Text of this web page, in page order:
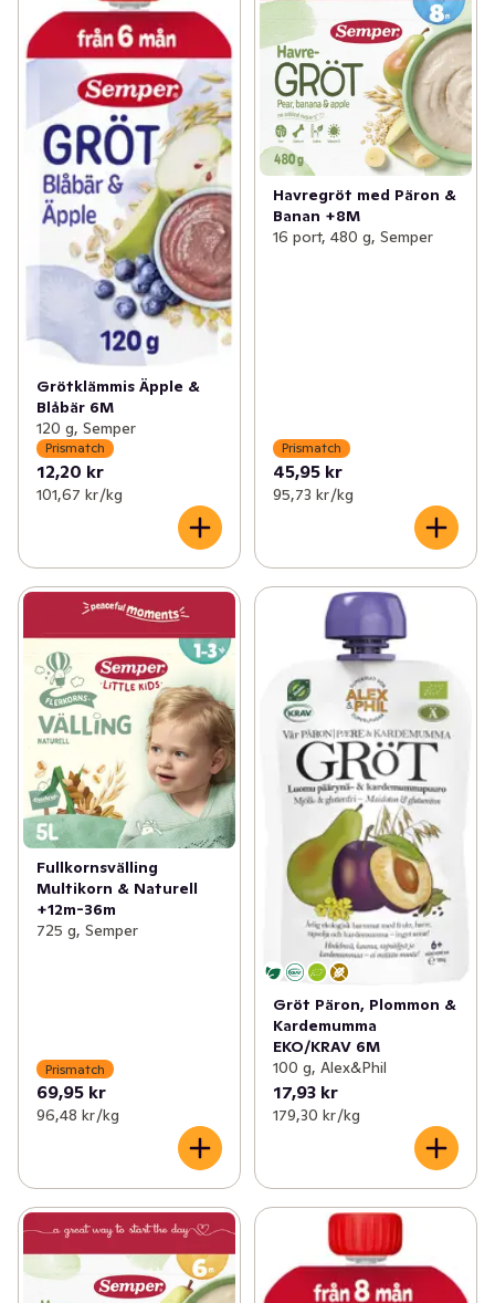
Grötklämmis Äpple &
Blåbär 6M
120 g, Semper
Prismatch
12,20 kr
101,67 kr /kg
Havregröt med Päron &
Banan +8M
16 port, 480 g, Semper
Prismatch
45,95 kr
95,73 kr /kg
Fullkornsvälling
Multikorn & Naturell
+12m-36m
725 g, Semper
Prismatch
69,95 kr
96,48 kr /kg
Gröt Päron, Plommon &
Kardemumma
EKO/KRAV 6M
100 g, Alex&Phil
17,93 kr
179,30 kr /kg